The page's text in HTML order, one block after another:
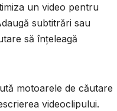
un video pentru
subtitrări sau
să înțeleagă
motoarele de căutare
videoclipului.